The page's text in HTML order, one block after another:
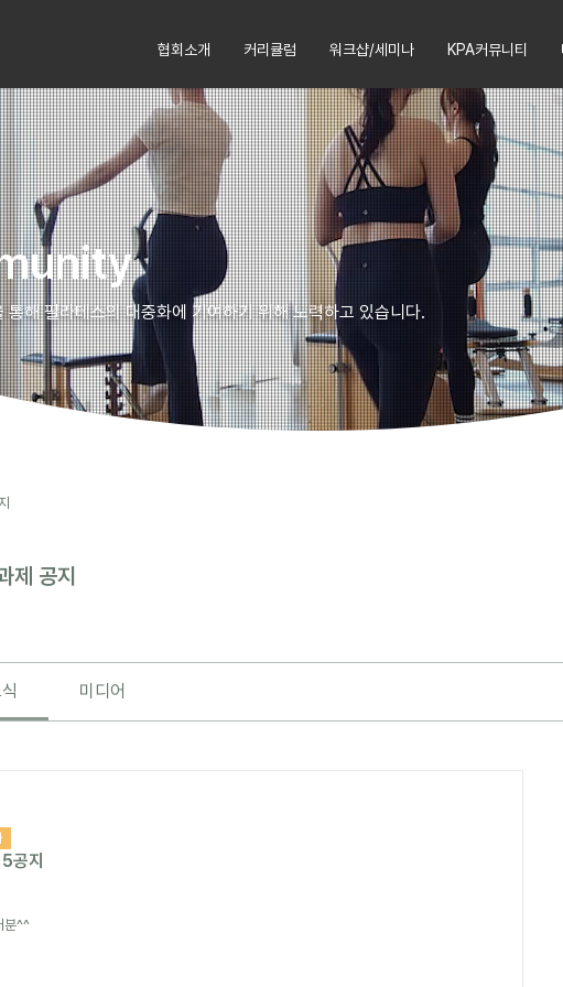
협회소개 커리큘럼 워크샵/세미나 KPA커뮤니티
통해 필라테스의 대중화에 기여하기 위해 노력하고 있습니다.
제 공지
미디어
공지
분^^